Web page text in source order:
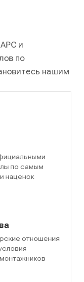
и
по
нашим
по самым
наценок
отношения